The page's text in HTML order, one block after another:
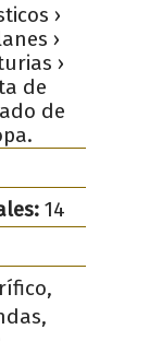
›
›
›
de
de
14